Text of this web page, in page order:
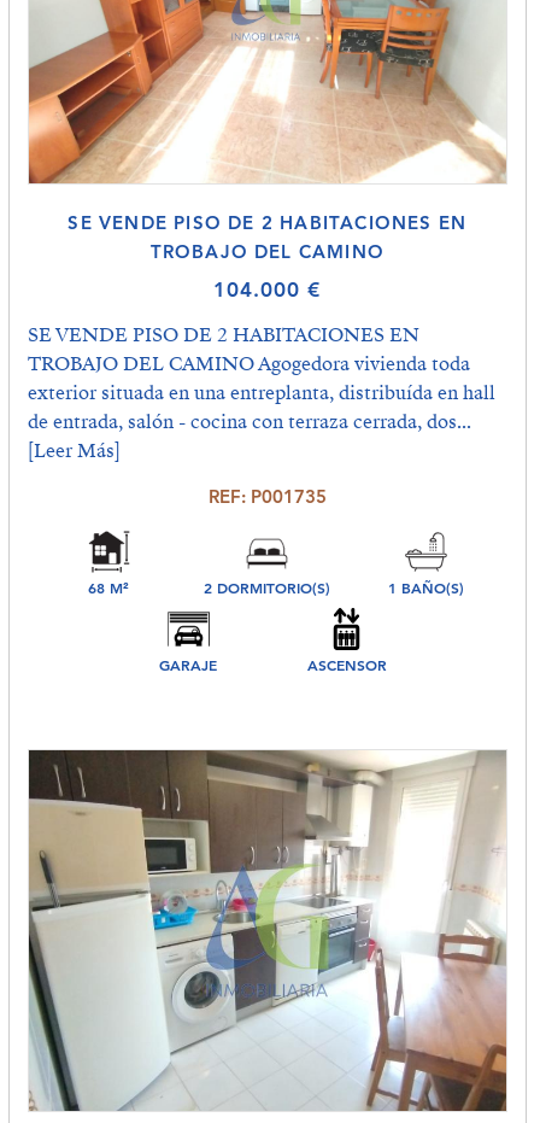
SE VENDE PISO DE 2 HABITACIONES EN
TROBAJO DEL CAMINO
104.000 €
SE VENDE PISO DE 2 HABITACIONES EN
TROBAJO DEL CAMINO Agogedora vivienda toda
exterior situada en una entreplanta, distribuída en hall
de entrada, salón - cocina con terraza cerrada, dos...
[Leer Más]
REF: P001735
68 M² 2 DORMITORIO(S) 1 BAÑO(S)
GARAJE ASCENSOR